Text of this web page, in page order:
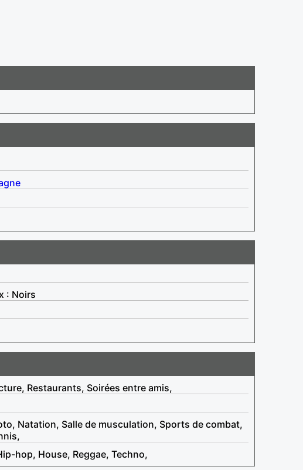
: Noirs
Restaurants, Soirées entre amis,
Natation, Salle de musculation, Sports de combat,
hop, House, Reggae, Techno,